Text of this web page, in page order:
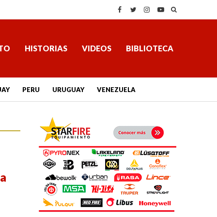
HISTORIAS VIDEOS BIBLIOTECA
PERU URUGUAY VENEZUELA